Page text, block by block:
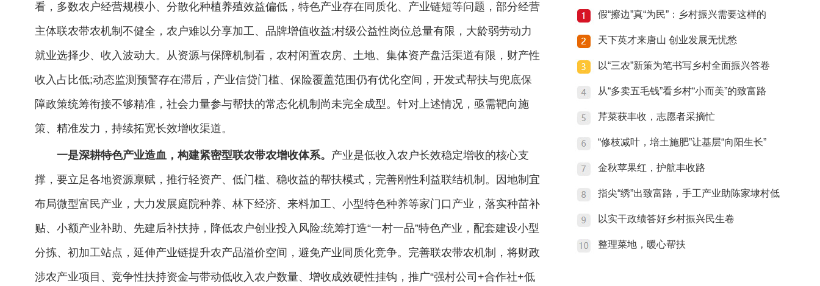
看，多数农户经营规模小、分散化种植养殖效益偏低，特色产业存在同质化、产业链短等问题，部分经营
主体联农带农机制不健全，农户难以分享加工、品牌增值收益;村级公益性岗位总量有限，大龄弱劳动力
就业选择少、收入波动大。从资源与保障机制看，农村闲置农房、土地、集体资产盘活渠道有限，财产性
收入占比低;动态监测预警存在滞后，产业信贷门槛、保险覆盖范围仍有优化空间，开发式帮扶与兜底保
障政策统筹衔接不够精准，社会力量参与帮扶的常态化机制尚未完全成型。针对上述情况，亟需靶向施
策、精准发力，持续拓宽长效增收渠道。
一是深耕特色产业造血，构建紧密型联农带农增收体系。 产业是低收入农户长效稳定增收的核心支
撑，要立足各地资源禀赋，推行轻资产、低门槛、稳收益的帮扶模式，完善刚性利益联结机制。因地制宜
布局微型富民产业，大力发展庭院种养、林下经济、来料加工、小型特色种养等家门口产业，落实种苗补
贴、小额产业补助、先建后补扶持，降低农户创业投入风险;统筹打造“一村一品”特色产业，配套建设小型
分拣、初加工站点，延伸产业链提升农产品溢价空间，避免产业同质化竞争。完善联农带农机制，将财政
涉农产业项目、竞争性扶持资金与带动低收入农户数量、增收成效硬性挂钩，推广“强村公司+合作社+低
假“擦边”真“为民”：乡村振兴需要这样的
天下英才来唐山 创业发展无忧愁
以“三农”新策为笔书写乡村全面振兴答卷
从“多卖五毛钱”看乡村“小而美”的致富路
芹菜获丰收，志愿者采摘忙
“修枝减叶，培土施肥”让基层“向阳生长”
金秋苹果红，护航丰收路
指尖“绣”出致富路，手工产业助陈家埭村低
以实干政绩答好乡村振兴民生卷
整理菜地，暖心帮扶